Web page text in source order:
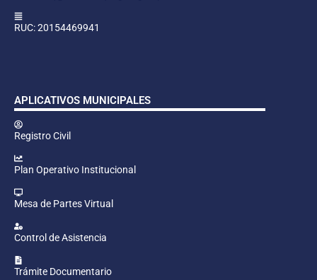
RUC: 20154469941
APLICATIVOS MUNICIPALES
Registro Civil
Plan Operativo Institucional
Mesa de Partes Virtual
Control de Asistencia
Trámite Documentario